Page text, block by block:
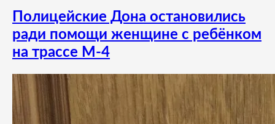
Полицейские Дона остановились
ради помощи женщине с ребёнком
на трассе М-4